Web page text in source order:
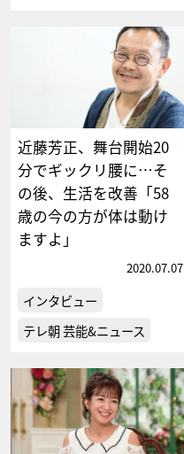
近藤芳正、舞台開始20
分でギックリ腰に…そ
の後、生活を改善「58
歳の今の方が体は動け
ますよ」
2020.07.07
インタビュー
テレ朝 芸能&ニュース